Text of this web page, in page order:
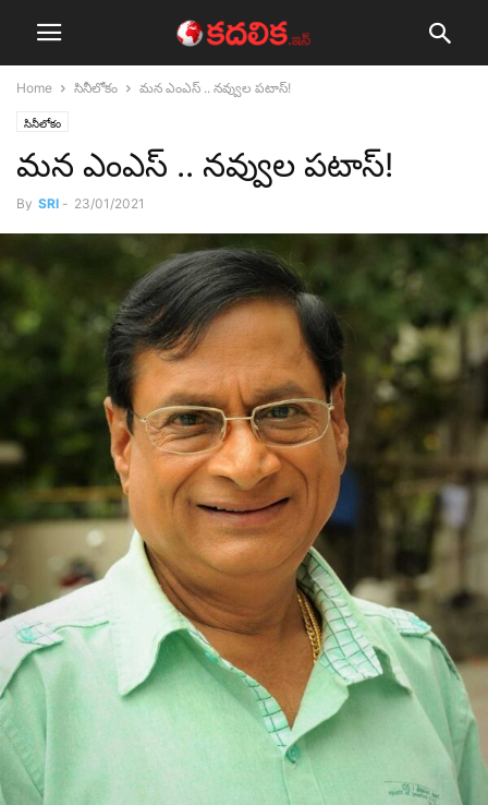
Home సినీలోకం మ‌న ఎంఎస్ .. న‌వ్వుల ప‌టాస్‌!
సినీలోకం
మ‌న ఎంఎస్ .. న‌వ్వుల ప‌టాస్‌!
By SRI - 23/01/2021